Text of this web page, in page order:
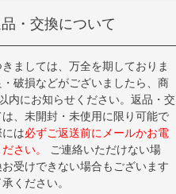
・交換について
ましては、万全を期しておりま
破損などがございましたら、商
内にお知らせください。返品・交
、未開封・未使用に限り可能で
は必ずご返送前にメールかお電
さい。
ご連絡いただけない場
受けできない場合もございます
ください。